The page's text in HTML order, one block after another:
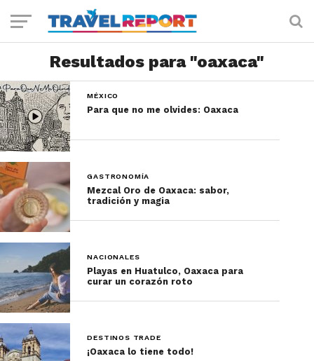
Resultados para "oaxaca"
MÉXICO
Para que no me olvides: Oaxaca
GASTRONOMÍA
Mezcal Oro de Oaxaca: sabor,
tradición y magia
NACIONALES
Playas en Huatulco, Oaxaca para
curar un corazón roto
DESTINOS TRADE
¡Oaxaca lo tiene todo!